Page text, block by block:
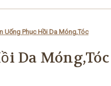
Uống Phục Hồi Da Móng,Tóc
Da Móng,Tóc